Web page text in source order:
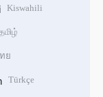
Kiswahili
ย
Türkçe